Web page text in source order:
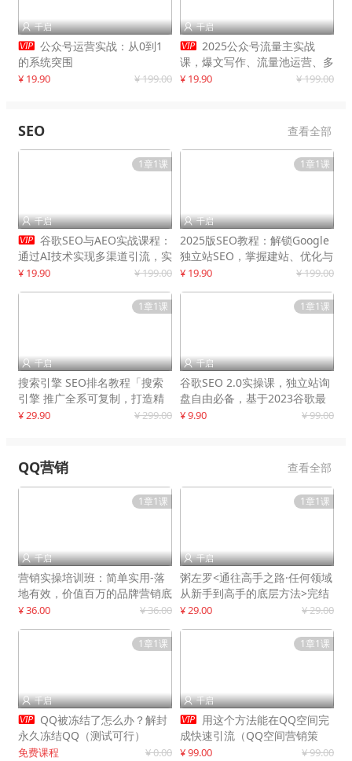
 千启
 公众号运营实战：从0到1
的系统突围
¥ 19.90 ¥ 199.00
 千启
 2025公众号流量主实战
课，爆文写作、流量池运营、多
平台分发，新手日入千元月赚5
¥ 19.90 ¥ 199.00
SEO 查看全部
1章1课
 千启
 谷歌SEO与AEO实战课程：
通过AI技术实现多渠道引流，实
现网站流量增长300%
¥ 19.90 ¥ 199.00
1章1课
 千启
2025版SEO教程：解锁Google
独立站SEO，掌握建站、优化与
变现技巧
¥ 19.90 ¥ 199.00
1章1课
 千启
搜索引擎 SEO排名教程「搜索
引擎 推广全系可复制，打造精
准被动流量系统
¥ 29.90 ¥ 299.00
1章1课
 千启
谷歌SEO 2.0实操课，独立站询
盘自由必备，基于2023谷歌最
新算法录制
¥ 9.90 ¥ 99.00
QQ营销 查看全部
1章1课
 千启
营销实操培训班：简单实用-落
地有效，价值百万的品牌营销底
层逻辑
¥ 36.00 ¥ 36.00
1章1课
 千启
粥左罗<通往高手之路·任何领域
从新手到高手的底层方法>完结
¥ 29.00 ¥ 29.00
1章1课
 千启
 QQ被冻结了怎么办？解封
永久冻结QQ（测试可行）
免费课程 ¥ 0.00
1章1课
 千启
 用这个方法能在QQ空间完
成快速引流（QQ空间营销策
略）
¥ 99.00 ¥ 99.00